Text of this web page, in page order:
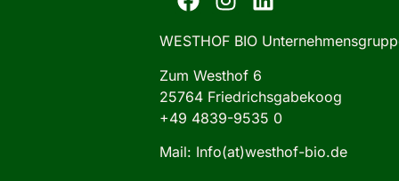
WESTHOF BIO
Zum Westhof 6
25764 Friedrichsgabekoog
+49 4839-9535 0
Mail: Info(at)westhof-bio.de